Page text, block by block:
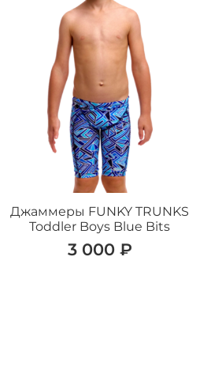
Джаммеры FUNKY TRUNKS
Toddler Boys Blue Bits
3 000 ₽